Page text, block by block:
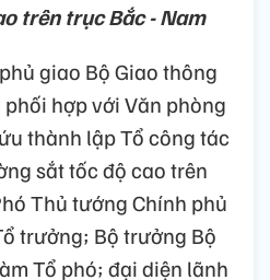
trên trục Bắc - Nam
giao Bộ Giao thông
hợp với Văn phòng
thành lập Tổ công tác
sắt tốc độ cao trên
Thủ tướng Chính phủ
trưởng; Bộ trưởng Bộ
Tổ phó; đại diện lãnh